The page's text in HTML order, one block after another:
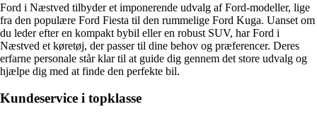
Ford i Næstved tilbyder et imponerende udvalg af Ford-modeller, lige
fra den populære Ford Fiesta til den rummelige Ford Kuga. Uanset om
du leder efter en kompakt bybil eller en robust SUV, har Ford i
Næstved et køretøj, der passer til dine behov og præferencer. Deres
erfarne personale står klar til at guide dig gennem det store udvalg og
hjælpe dig med at finde den perfekte bil.
Kundeservice i topklasse